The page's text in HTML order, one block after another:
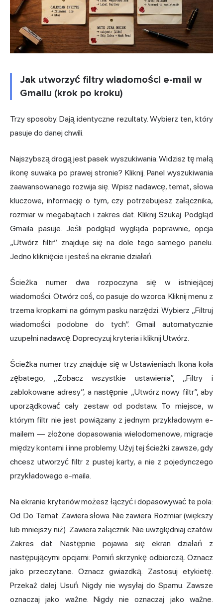
Jak utworzyć filtry wiadomości e-mail w
Gmailu (krok po kroku)
Trzy sposoby. Dają identyczne rezultaty. Wybierz ten, który
pasuje do danej chwili.
Najszybszą drogą jest pasek wyszukiwania. Widzisz tę małą
ikonę suwaka po prawej stronie? Kliknij. Panel wyszukiwania
zaawansowanego rozwija się. Wpisz nadawcę, temat, słowa
kluczowe, informację o tym, czy potrzebujesz załącznika,
rozmiar w megabajtach i zakres dat. Kliknij Szukaj. Podgląd
Gmaila pasuje. Jeśli podgląd wygląda poprawnie, opcja
„Utwórz filtr” znajduje się na dole tego samego panelu.
Jedno kliknięcie i jesteś na ekranie działań.
Ścieżka numer dwa rozpoczyna się w istniejącej
wiadomości. Otwórz coś, co pasuje do wzorca. Kliknij menu z
trzema kropkami na górnym pasku narzędzi. Wybierz „Filtruj
wiadomości podobne do tych”. Gmail automatycznie
uzupełni nadawcę. Doprecyzuj kryteria i kliknij Utwórz.
Ścieżka numer trzy znajduje się w Ustawieniach. Ikona koła
zębatego, „Zobacz wszystkie ustawienia”, „Filtry i
zablokowane adresy”, a następnie „Utwórz nowy filtr”, aby
uporządkować cały zestaw od podstaw. To miejsce, w
którym filtr nie jest powiązany z jednym przykładowym e-
mailem — złożone dopasowania wielodomenowe, migracje
między kontami i inne problemy. Użyj tej ścieżki zawsze, gdy
chcesz utworzyć filtr z pustej karty, a nie z pojedynczego
przykładowego e-maila.
Na ekranie kryteriów możesz łączyć i dopasowywać te pola:
Od. Do. Temat. Zawiera słowa. Nie zawiera. Rozmiar (większy
lub mniejszy niż). Zawiera załącznik. Nie uwzględniaj czatów.
Zakres dat. Następnie pojawia się ekran działań z
następującymi opcjami: Pomiń skrzynkę odbiorczą. Oznacz
jako przeczytane. Oznacz gwiazdką. Zastosuj etykietę.
Przekaż dalej. Usuń. Nigdy nie wysyłaj do Spamu. Zawsze
oznaczaj jako ważne. Nigdy nie oznaczaj jako ważne.